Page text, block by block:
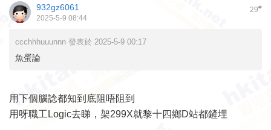
29#
932gz6061
2025-5-9 08:44
ccchhhuuunnn 發表於 2025-5-9 00:17
魚蛋論
用下個腦諗都知到底阻唔阻到
用呀職工Logic去睇，架299X就黎十四鄉D站都鏟埋